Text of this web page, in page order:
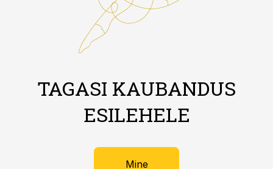
TAGASI KAUBANDUS
ESILEHELE
Mine